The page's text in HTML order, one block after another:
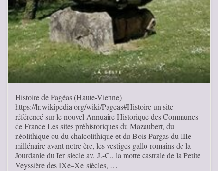
Histoire de Pagéas (Haute-Vienne)
https://fr.wikipedia.org/wiki/Pageas#Histoire un site
référencé sur le nouvel Annuaire Historique des Communes
de France Les sites préhistoriques du Mazaubert, du
néolithique ou du chalcolithique et du Bois Pargas du IIIe
millénaire avant notre ère, les vestiges gallo-romains de la
Jourdanie du Ier siècle av. J.-C., la motte castrale de la Petite
Veyssière des IXe–Xe siècles, …